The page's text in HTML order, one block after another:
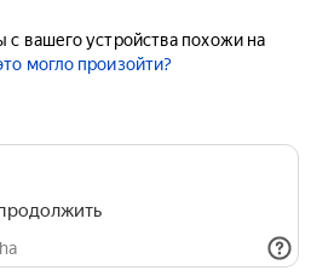
с вашего устройства похожи на
могло произойти?